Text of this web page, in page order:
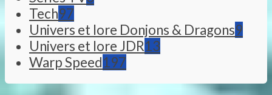
Tech97
Univers et lore Donjons & Dragons9
Univers et lore JDR13
Warp Speed197